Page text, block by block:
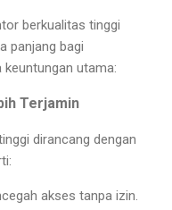
berkualitas tinggi
panjang bagi
keuntungan utama:
Terjamin
dirancang dengan
akses tanpa izin.